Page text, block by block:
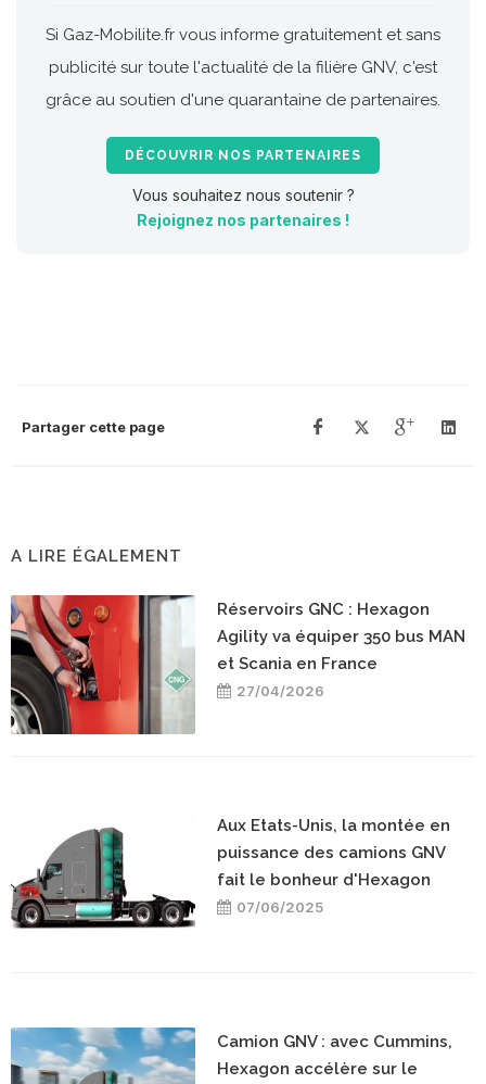
Si Gaz-Mobilite.fr vous informe gratuitement et sans
publicité sur toute l'actualité de la filière GNV, c'est
grâce au soutien d'une quarantaine de partenaires.
DÉCOUVRIR NOS PARTENAIRES
Vous souhaitez nous soutenir ?
Rejoignez nos partenaires !
Partager cette page
A LIRE ÉGALEMENT
Réservoirs GNC : Hexagon
Agility va équiper 350 bus MAN
et Scania en France
27/04/2026
Aux Etats-Unis, la montée en
puissance des camions GNV
fait le bonheur d'Hexagon
07/06/2025
Camion GNV : avec Cummins,
Hexagon accélère sur le